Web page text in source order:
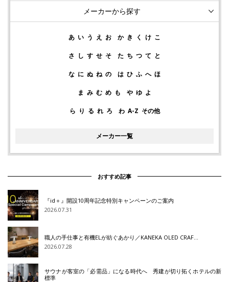
メーカーから探す
あ い う え お か き く け こ
さ し す せ そ た ち つ て と
な に ぬ ね の は ひ ふ へ ほ
ま み む め も や ゆ よ
ら り る れ ろ わ A-Z その他
メーカー一覧
おすすめ記事
『id＋』開設10周年記念特別キャンペーンのご案内
2026.07.31
職人の手仕事と有機ELが紡ぐあかり／KANEKA OLED CRAF…
2026.07.28
サウナが客室の「必需品」になる時代へ 秀建が切り拓くホテルの新
標準